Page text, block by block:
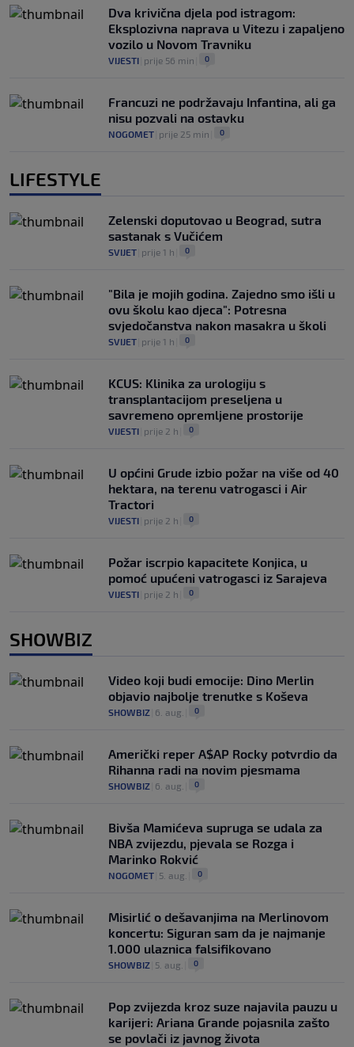
Dva krivična djela pod istragom:
Eksplozivna naprava u Vitezu i zapaljeno
vozilo u Novom Travniku
VIJESTI prije 56 min 0
Francuzi ne podržavaju Infantina, ali ga
nisu pozvali na ostavku
NOGOMET prije 25 min 0
LIFESTYLE
Zelenski doputovao u Beograd, sutra
sastanak s Vučićem
SVIJET prije 1 h 0
"Bila je mojih godina. Zajedno smo išli u
ovu školu kao djeca": Potresna
svjedočanstva nakon masakra u školi
SVIJET prije 1 h 0
KCUS: Klinika za urologiju s
transplantacijom preseljena u
savremeno opremljene prostorije
VIJESTI prije 2 h 0
U općini Grude izbio požar na više od 40
hektara, na terenu vatrogasci i Air
Tractori
VIJESTI prije 2 h 0
Požar iscrpio kapacitete Konjica, u
pomoć upućeni vatrogasci iz Sarajeva
VIJESTI prije 2 h 0
SHOWBIZ
Video koji budi emocije: Dino Merlin
objavio najbolje trenutke s Koševa
SHOWBIZ 6. aug. 0
Američki reper A$AP Rocky potvrdio da
Rihanna radi na novim pjesmama
SHOWBIZ 6. aug. 0
Bivša Mamićeva supruga se udala za
NBA zvijezdu, pjevala se Rozga i
Marinko Rokvić
NOGOMET 5. aug. 0
Misirlić o dešavanjima na Merlinovom
koncertu: Siguran sam da je najmanje
1.000 ulaznica falsifikovano
SHOWBIZ 5. aug. 0
Pop zvijezda kroz suze najavila pauzu u
karijeri: Ariana Grande pojasnila zašto
se povlači iz javnog života